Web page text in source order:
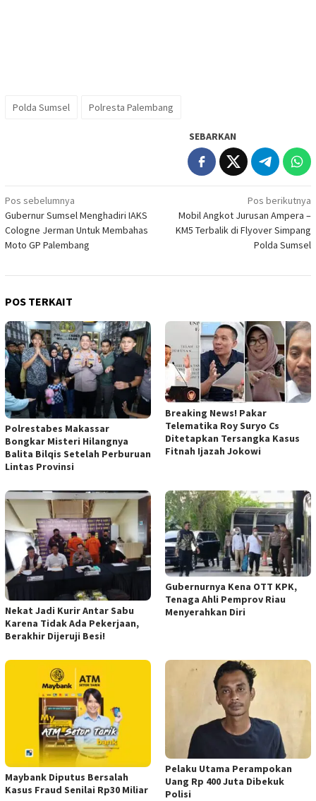
Polda Sumsel Polresta Palembang
SEBARKAN
Navigasi
pos
Pos sebelumnya
Gubernur Sumsel Menghadiri IAKS
Cologne Jerman Untuk Membahas
Moto GP Palembang
Pos berikutnya
Mobil Angkot Jurusan Ampera –
KM5 Terbalik di Flyover Simpang
Polda Sumsel
POS TERKAIT
Polrestabes Makassar
Bongkar Misteri Hilangnya
Balita Bilqis Setelah Perburuan
Lintas Provinsi
Breaking News! Pakar
Telematika Roy Suryo Cs
Ditetapkan Tersangka Kasus
Fitnah Ijazah Jokowi
Nekat Jadi Kurir Antar Sabu
Karena Tidak Ada Pekerjaan,
Berakhir Dijeruji Besi!
Gubernurnya Kena OTT KPK,
Tenaga Ahli Pemprov Riau
Menyerahkan Diri
Maybank Diputus Bersalah
Kasus Fraud Senilai Rp30 Miliar
Pelaku Utama Perampokan
Uang Rp 400 Juta Dibekuk
Polisi